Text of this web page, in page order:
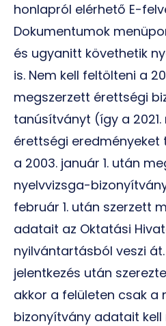
honlapról elérhető E-
Dokumentumok
és ugyanitt követhetik
is. Nem kell feltölteni a
megszerzett érettségi
tanúsítványt (így a
érettségi
a 2003. január 1. után
nyelvvizsga-
február 1. után szerzett
adatait az Oktatási
nyilvántartásból veszi
jelentkezés után
akkor a felületen csak a
bizonyítvány adatait kell